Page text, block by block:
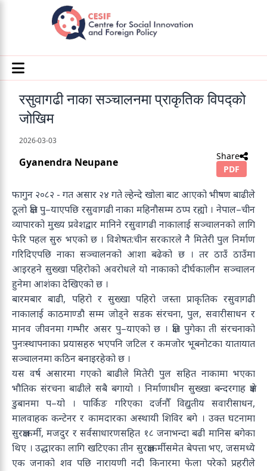
रसुवागढी नाका सञ्चालनमा प्राकृतिक विपद्को
जोखिम
2026-03-03
Gyanendra Neupane
Share
PDF
फागुन २०८२ - गत असार २४ गते ल्हेन्दे खोला बाट आएको भीषण बाढीले
ठूलो क्षति पु–याएपछि रसुवागढी नाका महिनौसम्म ठप्प रह्यो । नेपाल–चीन
व्यापारको मुख्य प्रवेशद्वार मानिने रसुवागढी नाकालाई सञ्चालनको लागि
फेरि पहल सुरु भएको छ । विशेषत:चीन सरकारले नै मितेरी पुल निर्माण
गरिदिएपछि नाका सञ्चालनको आशा बढेको छ । तर ठाउँ ठाउँमा
आइरहने सुख्खा पहिरोको अवरोधले यो नाकाको दीर्घकालीन सञ्चालन
हुनेमा आशंका देखिएको छ ।
बारमबार बाढी, पहिरो र सुख्खा पहिरो जस्ता प्राकृतिक रसुवागढी
नाकालाई काठमाण्डौ सम्म जोड्ने सडक संरचना, पुल, सवारीसाधन र
मानव जीवनमा गम्भीर असर पु–याएको छ । क्षति पुगेका ती संरचनाको
पुनःस्थापनाका प्रयासहरु भएपनि जटिल र कमजोर भूबनोटका यातायात
सञ्चालनमा कठिन बनाइरहेको छ ।
यस वर्ष असारमा गएको बाढीले मितेरी पुल सहित नाकामा भएका
भौतिक संरचना बाढीले सबै बगायो । निर्माणाधीन सुख्खा बन्दरगाह क्षेत्र
डुबानमा प–यो । पार्किङ गरिएका दर्जनौँ विद्युतीय सवारीसाधन,
मालवाहक कन्टेनर र कामदारका अस्थायी शिविर बगे । उक्त घटनामा
सुरक्षाकर्मी, मजदुर र सर्वसाधारणसहित १८ जनाभन्दा बढी मानिस बगेका
थिए । उद्धारका लागि खटिएका तीन सुरक्षाकर्मीसमेत बेपत्ता भए, जसमध्ये
एक जनाको शव पछि नारायणी नदी किनारमा फेला परेको प्रहरीले